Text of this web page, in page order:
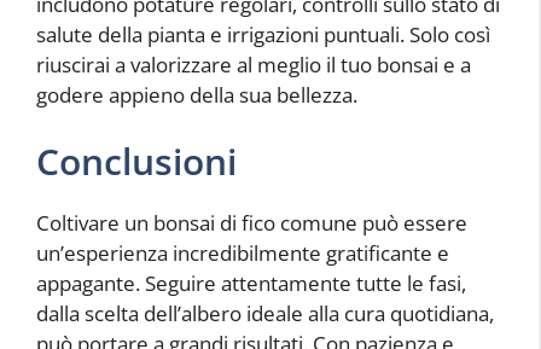
salute della pianta e irrigazioni puntuali. Solo così
riuscirai a valorizzare al meglio il tuo bonsai e a
godere appieno della sua bellezza.
Conclusioni
Coltivare un bonsai di fico comune può essere
un’esperienza incredibilmente gratificante e
appagante. Seguire attentamente tutte le fasi,
dalla scelta dell’albero ideale alla cura quotidiana,